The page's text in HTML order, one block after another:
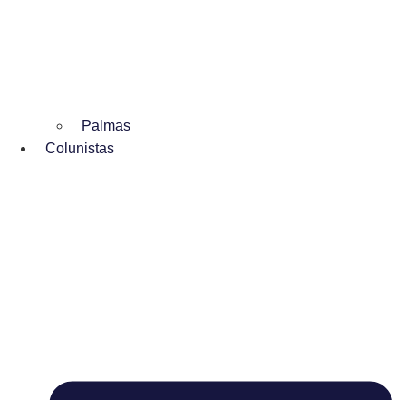
Palmas
Colunistas